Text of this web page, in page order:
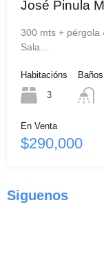
José Pinula
300 mts + pérgola
Sala…
Habitacións
3
Baños
En Venta
$290,000
Siguenos